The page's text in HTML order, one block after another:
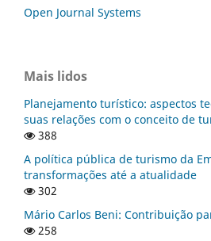
Open Journal Systems
Mais lidos
Planejamento turístico: aspectos
suas relações com o conceito de
388
A política pública de turismo da
transformações até a atualidade
302
Mário Carlos Beni: Contribuição
258